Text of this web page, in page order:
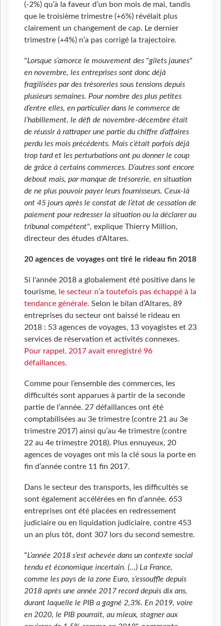
(-2%) qu’à la faveur d’un bon mois de mai, tandis
que le troisième trimestre (+6%) révélait plus
clairement un changement de cap. Le dernier
trimestre (+4%) n’a pas corrigé la trajectoire.
"Lorsque s’amorce le mouvement des "gilets jaunes"
en novembre, les entreprises sont donc déjà
fragilisées par des trésoreries sous tensions depuis
plusieurs semaines. Pour nombre des plus petites
d’entre elles, en particulier dans le commerce de
l’habillement, le défi de novembre-décembre était
de réussir à rattraper une partie du chiffre d’affaires
perdu les mois précédents. Mais c’était parfois déjà
trop tard et les perturbations ont pu donner le coup
de grâce à certains commerces. D’autres sont encore
debout mais, par manque de trésorerie, en situation
de ne plus pouvoir payer leurs fournisseurs. Ceux-là
ont 45 jours après le constat de l’état de cessation de
paiement pour redresser la situation ou la déclarer au
tribunal compétent", explique Thierry Million,
directeur des études d'Altares.
20 agences de voyages ont tiré le rideau fin 2018
Si l'année 2018 a globalement été positive dans le
tourisme, le secteur n’a toutefois pas échappé à la
tendance générale. Selon le bilan d’Altares, 89
entreprises du secteur ont baissé le rideau en
2018 : 53 agences de voyages, 13 voyagistes et 23
services de réservation et activités connexes.
Pour rappel, 2017 avait enregistré 96
défaillances.
Comme pour l’ensemble des commerces, les
difficultés sont apparues à partir de la seconde
partie de l’année. 27 défaillances ont été
comptabilisées au 3e trimestre (contre 21 au 3e
trimestre 2017) ainsi qu’au 4e trimestre (contre
22 au 4e trimestre 2018). Plus ennuyeux, 20
agences de voyages ont mis la clé sous la porte en
fin d’année contre 11 fin 2017.
Dans le secteur des transports, les difficultés se
sont également accélérées en fin d’année. 653
entreprises ont été placées en redressement
judiciaire ou en liquidation judiciaire, contre 453
un an plus tôt, dont 307 lors du second semestre.
“L’année 2018 s’est achevée dans un contexte social
tendu et économique incertain. (…) La France,
comme les pays de la zone Euro, s’essouffle depuis
2018 après une année 2017 record depuis dix ans,
durant laquelle le PIB a gagné 2,3%. En 2019, voire
en 2020, le PIB pourrait, au mieux, stagner aux